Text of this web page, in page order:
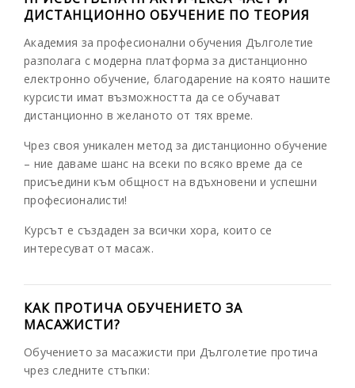
ДИСТАНЦИОННО ОБУЧЕНИЕ ПО ТЕОРИЯ
Академия за професионални обучения Дълголетие
разполага с модерна платформа за дистанционно
електронно обучение, благодарение на която нашите
курсисти имат възможността да се обучават
дистанционно в желаното от тях време.
Чрез своя уникален метод за дистанционно обучение
– ние даваме шанс на всеки по всяко време да се
присъедини към общност на вдъхновени и успешни
професионалисти!
Курсът е създаден за всички хора, които се
интересуват от масаж.
КАК ПРОТИЧА ОБУЧЕНИЕТО ЗА
МАСАЖИСТИ?
Обучението за масажисти при Дълголетие протича
чрез следните стъпки: